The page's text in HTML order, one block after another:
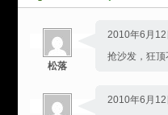
松落
2010年6月12
抢沙发，狂顶
2010年6月12